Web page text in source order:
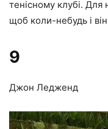
тенісному клубі.
щоб коли-небудь і
9
Джон Ледженд